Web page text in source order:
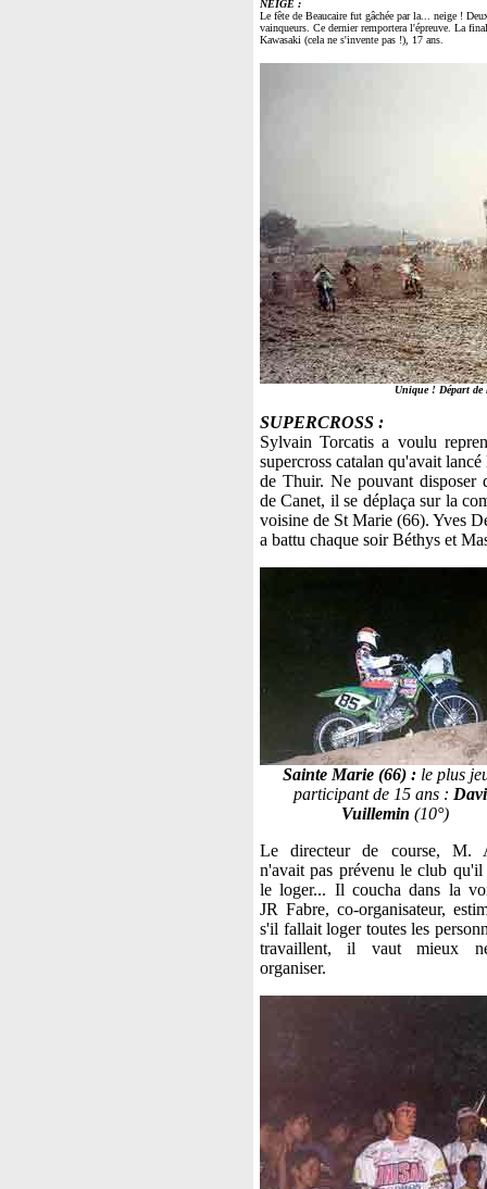
NEIGE :
Le fête de Beaucaire fut gâchée par la... neige !
vainqueurs. Ce dernier remportera l'épreuve. La
Kawasaki (cela ne s'invente pas !), 17 ans.
Unique ! Départ de
SUPERCROSS :
Sylvain Torcatis a voulu
supercross catalan qu'avait
de Thuir. Ne pouvant disposer
de Canet, il se déplaça sur la
voisine de St Marie (66). Yves
a battu chaque soir Béthys et
Sainte Marie (66) : le plus
participant de 15 ans :
Vuillemin (10°)
Le directeur de course, M.
n'avait pas prévenu le club qu'il
le loger... Il coucha dans la
JR Fabre, co-organisateur,
s'il fallait loger toutes les
travaillent, il vaut mieux
organiser.